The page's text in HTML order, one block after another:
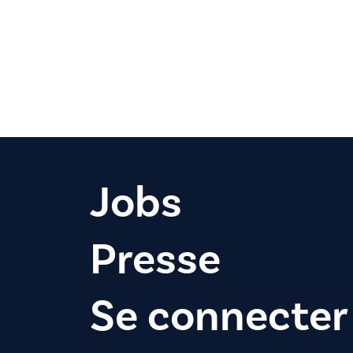
Jobs
Presse
Se connecter